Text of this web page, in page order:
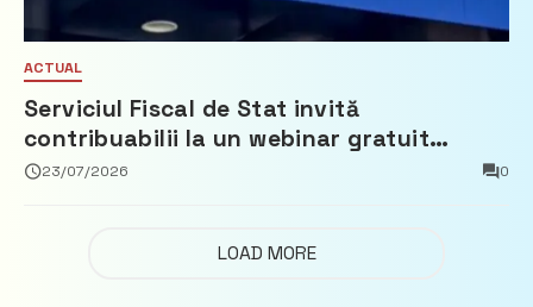
ACTUAL
Serviciul Fiscal de Stat invită
contribuabilii la un webinar gratuit
privind calculul impozitului pe bunurile
23/07/2026 0
LOAD MORE